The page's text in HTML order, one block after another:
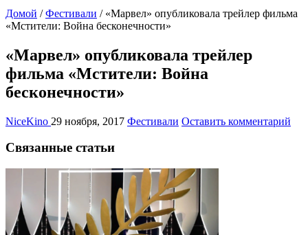
Домой / Фестивали / «Марвел» опубликовала трейлер фильма
«Мстители: Война бесконечности»
«Марвел» опубликовала трейлер
фильма «Мстители: Война
бесконечности»
NiceKino 29 ноября, 2017 Фестивали Оставить комментарий
Связанные статьи